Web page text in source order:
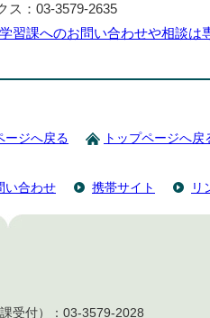
：03-3579-2635
習課へのお問い合わせや相談は
ージへ戻る トップページへ戻
い合わせ 携帯サイト リ
受付）：03-3579-2028